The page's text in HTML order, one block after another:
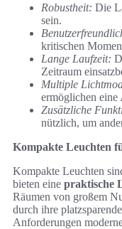
Robustheit: Die
sein.
kritischen
Lange Laufzeit:
Zeitraum
Multiple
ermöglichen eine
Zusätzliche
nützlich, um
Kompakte Leuchten
Kompakte Leuchten
bieten eine praktische
Räumen von großem
durch ihre
Anforderungen